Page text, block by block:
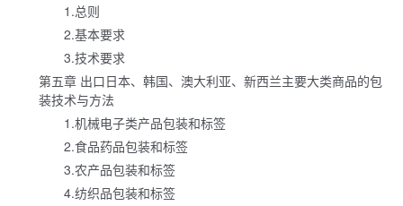
1.总则
2.基本要求
3.技术要求
第五章 出口日本、韩国、澳大利亚、新西兰主要大类商品的包
装技术与方法
1.机械电子类产品包装和标签
2.食品药品包装和标签
3.农产品包装和标签
4.纺织品包装和标签